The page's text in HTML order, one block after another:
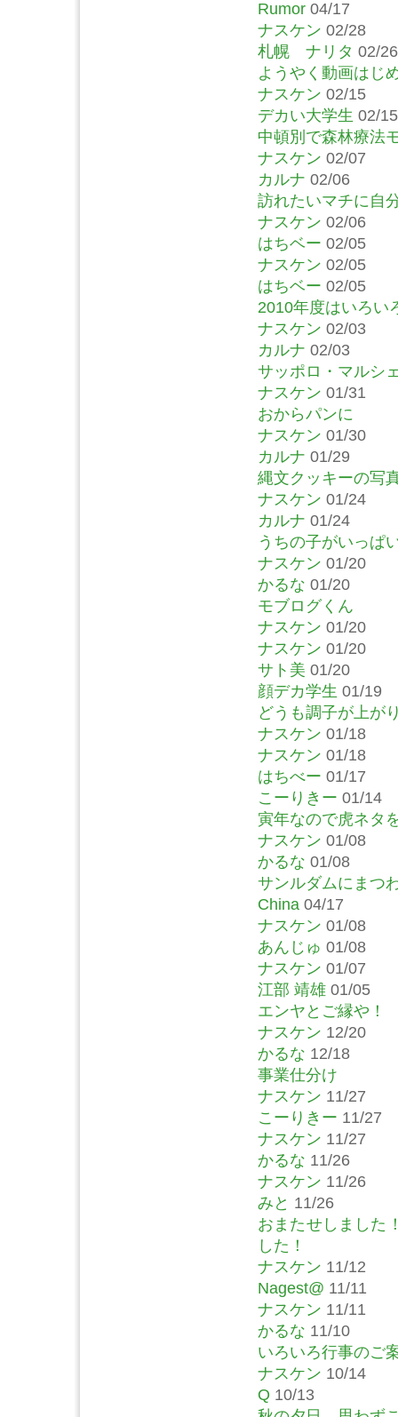
Rumor 04/17
ナスケン 02/28
札幌 ナリタ 02/26
ようやく動画はじ
ナスケン 02/15
デカい大学生 02/15
中頓別で森林療法
ナスケン 02/07
カルナ 02/06
訪れたいマチに自
ナスケン 02/06
はちベー 02/05
ナスケン 02/05
はちベー 02/05
2010年度はいろい
ナスケン 02/03
カルナ 02/03
サッポロ・マルシ
ナスケン 01/31
おからパンに
ナスケン 01/30
カルナ 01/29
縄文クッキーの写
ナスケン 01/24
カルナ 01/24
うちの子がいっぱ
ナスケン 01/20
かるな 01/20
モブログくん
ナスケン 01/20
ナスケン 01/20
サト美 01/20
顔デカ学生 01/19
どうも調子が上が
ナスケン 01/18
ナスケン 01/18
はちべー 01/17
こーりきー 01/14
寅年なので虎ネタ
ナスケン 01/08
かるな 01/08
サンルダムにまつ
China 04/17
ナスケン 01/08
あんじゅ 01/08
ナスケン 01/07
江部 靖雄 01/05
エンヤとご縁や！
ナスケン 12/20
かるな 12/18
事業仕分け
ナスケン 11/27
こーりきー 11/27
ナスケン 11/27
かるな 11/26
ナスケン 11/26
みと 11/26
おまたせしました
した！
ナスケン 11/12
Nagest@ 11/11
ナスケン 11/11
かるな 11/10
いろいろ行事のご
ナスケン 10/14
Q 10/13